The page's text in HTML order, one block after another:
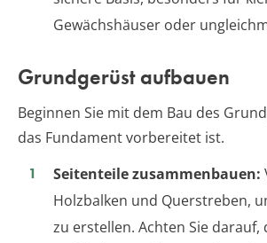
Gewächshäuser oder
Grundgerüst aufbauen
Beginnen Sie mit dem Bau des
das Fundament vorbereitet ist.
Seitenteile zusammenbauen:
Holzbalken und Querstreben,
zu erstellen. Achten Sie darauf,